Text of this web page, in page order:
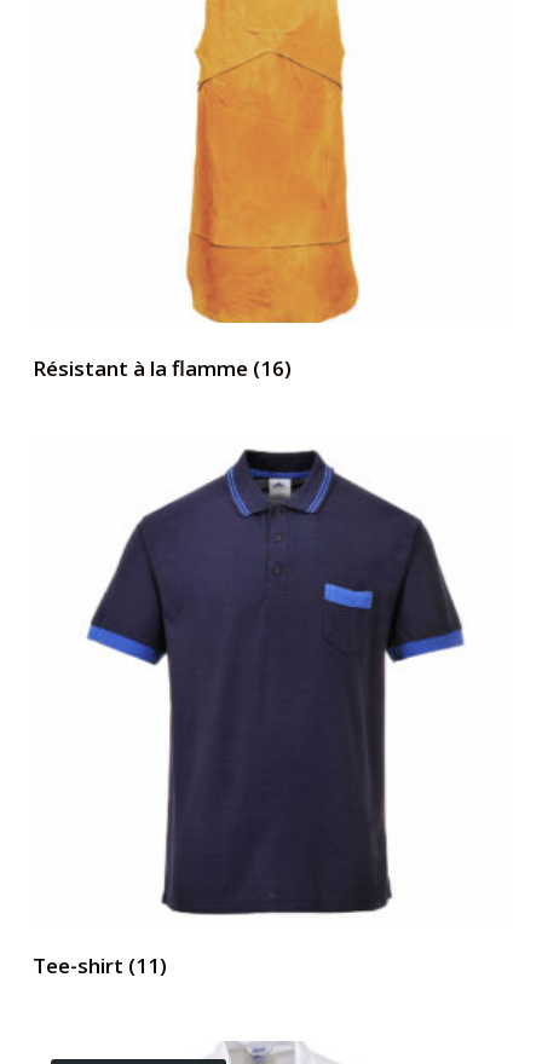
Résistant à la flamme (16)
Tee-shirt (11)